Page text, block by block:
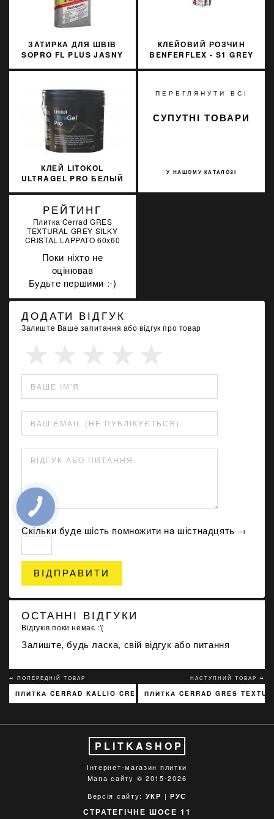
ЗАТИРКА ДЛЯ ШВІВ
SOPRO FL PLUS JASNY
КЛЕЙОВИЙ РОЗЧИН
BENFERFLEX - S1 GREY
КЛЕЙ LITOKOL
ULTRAGEL PRO БЕЛЫЙ
ПЕРЕГЛЯНУТИ ВСІ
У НАШОМУ КАТАЛОЗІ
СУПУТНІ ТОВАРИ
РЕЙТИНГ
Плитка Cerrad GRES
TEXTURAL GREY SILKY
CRISTAL LAPPATO 60x60
Поки ніхто не
оцінював
Будьте першими :-)
ДОДАТИ ВІДГУК
Залиште Ваше запитання або відгук про товар
ВАШЕ ІМ'Я
ВАШ EMAIL (НЕ ПУБЛІКУЄТЬСЯ)
ВІДГУК АБО ПИТАННЯ
Скільки буде шicть пoмнoжити нa шістнадцять →
ВІДПРАВИТИ
ОСТАННІ ВІДГУКИ
Відгуків поки немає :'(
Залиште, будь ласка, свій відгук або питання
↢ ПОПЕРЕДНІЙ ТОВАР
ПЛИТКА CERRAD KALLIO CREAM 3768 15X45
НАСТУПНИЙ ТОВАР ↣
ПЛИТКА CERRAD GRES
PLITKASHOP
Інтернет-магазин плитки
Мапа сайту © 2015-2026
Версія сайту: УКР | РУС
СТРАТЕГІЧНЕ ШОСЕ 11